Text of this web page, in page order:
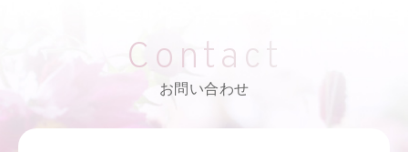
Contact
お問い合わせ